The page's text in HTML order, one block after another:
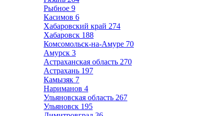
Рыбное 9
Касимов 6
Хабаровский край 274
Хабаровск 188
Комсомольск-на-Амуре 70
Амурск 3
Астраханская область 270
Астрахань 197
Камызяк 7
Нариманов 4
Ульяновская область 267
Ульяновск 195